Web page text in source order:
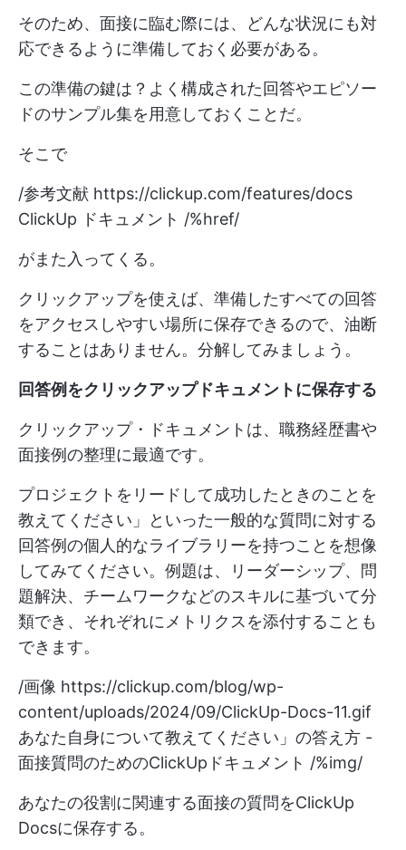
そのため、面接に臨む際には、どんな状況にも対
応できるように準備しておく必要がある。
この準備の鍵は？よく構成された回答やエピソー
ドのサンプル集を用意しておくことだ。
そこで
/参考文献 https://clickup.com/features/docs
ClickUp ドキュメント /%href/
がまた入ってくる。
クリックアップを使えば、準備したすべての回答
をアクセスしやすい場所に保存できるので、油断
することはありません。分解してみましょう。
回答例をクリックアップドキュメントに保存する
クリックアップ・ドキュメントは、職務経歴書や
面接例の整理に最適です。
プロジェクトをリードして成功したときのことを
教えてください」といった一般的な質問に対する
回答例の個人的なライブラリーを持つことを想像
してみてください。例題は、リーダーシップ、問
題解決、チームワークなどのスキルに基づいて分
類でき、それぞれにメトリクスを添付することも
できます。
/画像 https://clickup.com/blog/wp-
content/uploads/2024/09/ClickUp-Docs-11.gif
あなた自身について教えてください」の答え方 -
面接質問のためのClickUpドキュメント /%img/
あなたの役割に関連する面接の質問をClickUp
Docsに保存する。